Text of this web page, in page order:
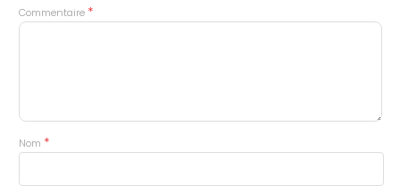
Commentaire *
Nom *